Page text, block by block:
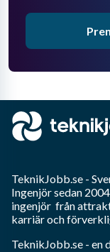
TeknikJobb.se -
Ingenjörsedan
ingenjör från
karriär och
TeknikJobb.se - en